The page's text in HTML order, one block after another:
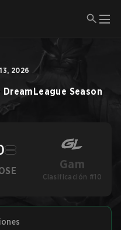
2026
DreamLeague Season
Gam
Clasificación #10